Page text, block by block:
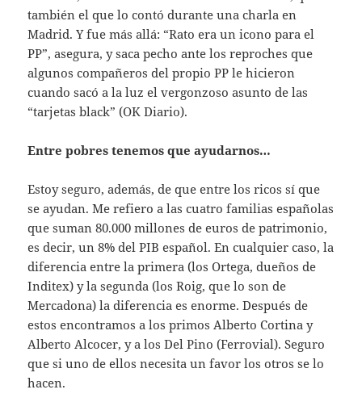
también el que lo contó durante una charla en
Madrid. Y fue más allá: “Rato era un icono para el
PP”, asegura, y saca pecho ante los reproches que
algunos compañeros del propio PP le hicieron
cuando sacó a la luz el vergonzoso asunto de las
“tarjetas black” (OK Diario).
Entre pobres tenemos que ayudarnos…
Estoy seguro, además, de que entre los ricos sí que
se ayudan. Me refiero a las cuatro familias españolas
que suman 80.000 millones de euros de patrimonio,
es decir, un 8% del PIB español. En cualquier caso, la
diferencia entre la primera (los Ortega, dueños de
Inditex) y la segunda (los Roig, que lo son de
Mercadona) la diferencia es enorme. Después de
estos encontramos a los primos Alberto Cortina y
Alberto Alcocer, y a los Del Pino (Ferrovial). Seguro
que si uno de ellos necesita un favor los otros se lo
hacen.